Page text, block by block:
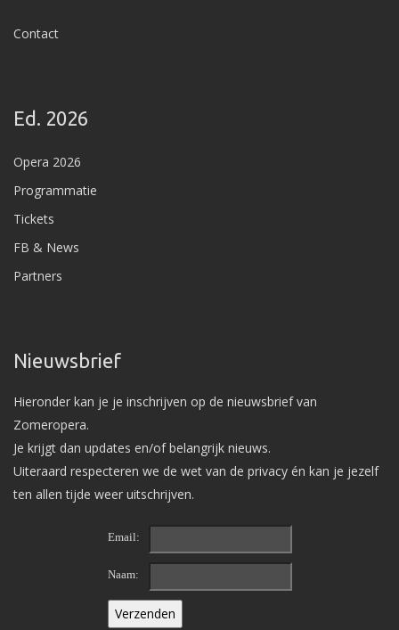
Contact
Ed. 2026
Opera 2026
Programmatie
Tickets
FB & News
Partners
Nieuwsbrief
Hieronder kan je je inschrijven op de nieuwsbrief van
Zomeropera.
Je krijgt dan updates en/of belangrijk nieuws.
Uiteraard respecteren we de wet van de privacy én kan je jezelf
ten allen tijde weer uitschrijven.
Email:
Naam: